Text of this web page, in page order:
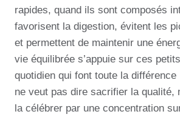
rapides, quand ils sont composés
favorisent la digestion, évitent les
et permettent de maintenir une
vie équilibrée s’appuie sur ces
quotidien qui font toute la
ne veut pas dire sacrifier la qualité,
la célébrer par une concentration